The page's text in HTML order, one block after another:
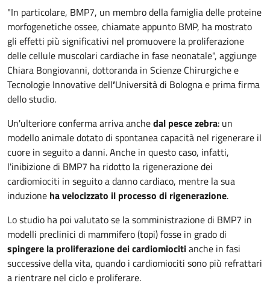
"In particolare, BMP7, un membro della famiglia delle proteine
morfogenetiche ossee, chiamate appunto BMP, ha mostrato
gli effetti più significativi nel promuovere la proliferazione
delle cellule muscolari cardiache in fase neonatale", aggiunge
Chiara Bongiovanni, dottoranda in Scienze Chirurgiche e
Tecnologie Innovative dell’Università di Bologna e prima firma
dello studio.
Un'ulteriore conferma arriva anchedal pesce zebra: un
modello animale dotato di spontanea capacità nel rigenerare il
cuore in seguito a danni. Anche in questo caso, infatti,
l'inibizione di BMP7 ha ridotto la rigenerazione dei
cardiomiociti in seguito a danno cardiaco, mentre la sua
induzione ha velocizzato il processo di rigenerazione.
Lo studio ha poi valutato se la somministrazione di BMP7 in
modelli preclinici di mammifero (topi) fosse in grado di
spingere la proliferazione dei cardiomiocitianche in fasi
successive della vita, quando i cardiomiociti sono più refrattari
a rientrare nel ciclo e proliferare.